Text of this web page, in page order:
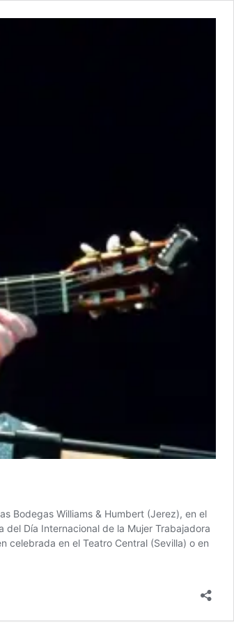
Bodegas Williams & Humbert (Jerez), en el
del Día Internacional de la Mujer Trabajadora
celebrada en el Teatro Central (Sevilla) o en